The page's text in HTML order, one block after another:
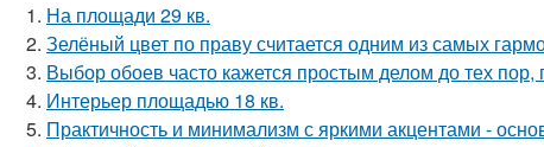
1. На площади 29 кв.
2. Зелёный цвет по праву считается одним из самых
3. Выбор обоев часто кажется простым делом до тех
4. Интерьер площадью 18 кв.
5. Практичность и минимализм с яркими акцентами -